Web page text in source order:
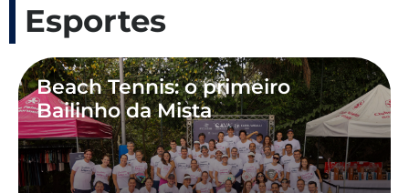
Esportes
Beach Tennis: o primeiro
Bailinho da Mista